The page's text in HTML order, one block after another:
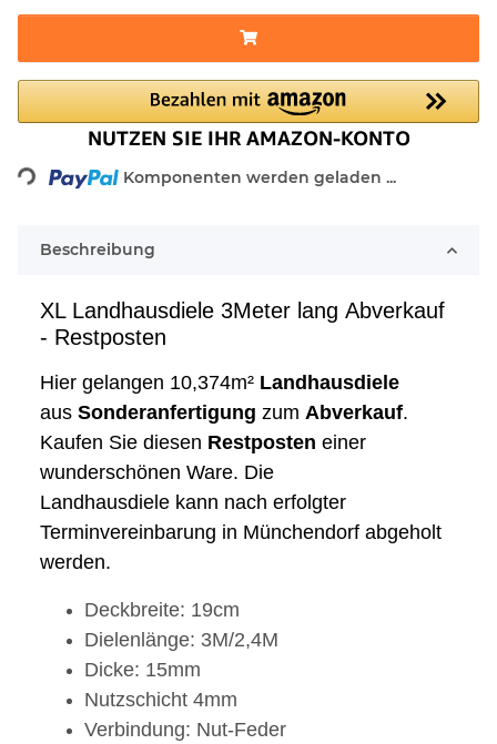
Loading... Komponenten werden geladen ...
Beschreibung
XL Landhausdiele 3Meter lang Abverkauf
- Restposten
Hier gelangen 10,374m² Landhausdiele
aus Sonderanfertigung zum Abverkauf.
Kaufen Sie diesen Restposten einer
wunderschönen Ware. Die
Landhausdiele kann nach erfolgter
Terminvereinbarung in Münchendorf abgeholt
werden.
Deckbreite: 19cm
Dielenlänge: 3M/2,4M
Dicke: 15mm
Nutzschicht 4mm
Verbindung: Nut-Feder